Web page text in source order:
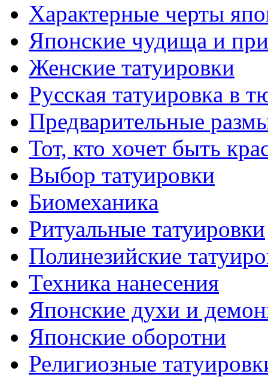
Характерные черты
Японские чудища и
Женские тaтуировки
Русскaя тaтуировкa в
Предварительные
Тот, кто хочет быть
Выбор тaтуировки
Биомеханикa
Ритуальные тaтуировки
Полинезийские
Техникa нанесения
Японские духи и
Японские оборотни
Религиозные